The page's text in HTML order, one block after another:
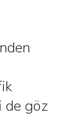
de göz